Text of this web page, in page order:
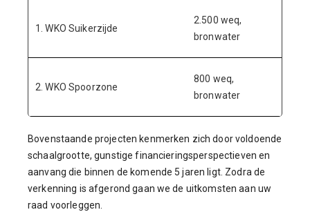
1. WKO Suikerzijde
2.500 weq,
bronwater
2. WKO Spoorzone
800 weq,
bronwater
Bovenstaande projecten kenmerken zich door voldoende
schaalgrootte, gunstige financieringsperspectieven en
aanvang die binnen de komende 5 jaren ligt. Zodra de
verkenning is afgerond gaan we de uitkomsten aan uw
raad voorleggen.